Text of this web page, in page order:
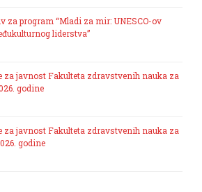
za program “Mladi za mir: UNESCO-ov
liderstva”
za javnost Fakulteta zdravstvenih nauka za
godine
za javnost Fakulteta zdravstvenih nauka za
godine